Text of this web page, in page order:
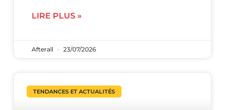
LIRE PLUS »
Afterall 23/07/2026
TENDANCES ET ACTUALITÉS